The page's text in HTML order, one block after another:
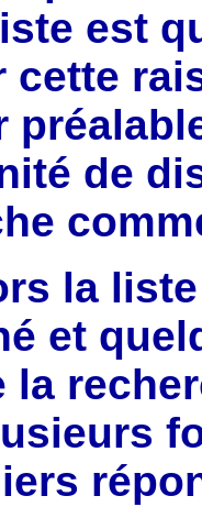
est
cette
de
la
et
la